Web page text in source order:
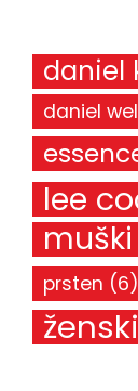
daniel
daniel
lee
muški
prsten (6)
ženski